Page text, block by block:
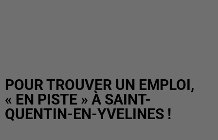
POUR TROUVER UN EMPLOI,
« EN PISTE » À SAINT-
QUENTIN-EN-YVELINES !